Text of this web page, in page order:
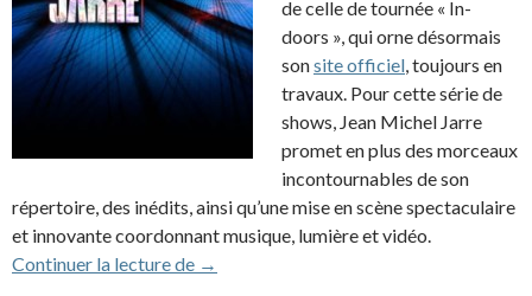
de celle de tournée « In-
doors », qui orne désormais
sonsite officiel , toujours en
travaux. Pour cette série de
shows, Jean Michel Jarre
promet en plus des morceaux
incontournables de son
répertoire, des inédits, ainsi qu’une mise en scène spectaculaire
et innovante coordonnant musique, lumière et vidéo.
Continuer la lecture de
Tournée In-doors 2009 : nouvelle date
→